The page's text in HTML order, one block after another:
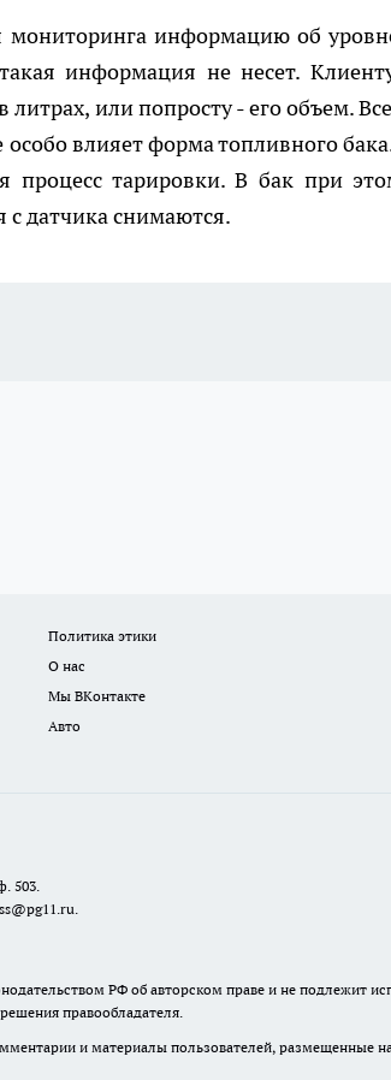
мониторинга информацию об
информация не несет.
или попросту - его объем.
влияет форма топливного
процесс тарировки. В бак при
с датчика снимаются.
Политика этики
О нас
Мы ВКонтакте
Авто
503.
.
РФ об авторском праве и не подлежит
правообладателя.
и материалы пользователей, размещенные